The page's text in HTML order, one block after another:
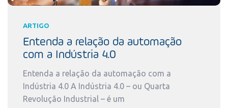
ARTIGO
Entenda a relação da automação
com a Indústria 4.0
Entenda a relação da automação com a
Indústria 4.0 A Indústria 4.0 – ou Quarta
Revolução Industrial – é um